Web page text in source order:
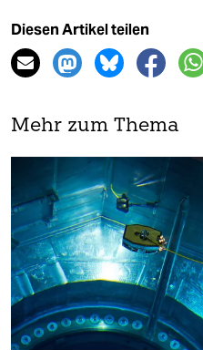
Diesen Artikel teilen
Mehr zum Thema